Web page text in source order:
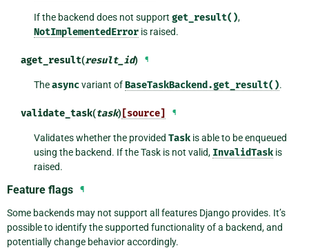
If the backend does not supportget_result(),
NotImplementedError is raised.
aget_result(result_id) ¶
Theasyncvariant ofBaseTaskBackend.get_result().
validate_task(task)[source] ¶
Validates whether the providedTask is able to be enqueued
using the backend. If the Task is not valid, InvalidTask is
raised.
Feature flags ¶
Some backends may not support all features Django provides. It’s
possible to identify the supported functionality of a backend, and
potentially change behavior accordingly.